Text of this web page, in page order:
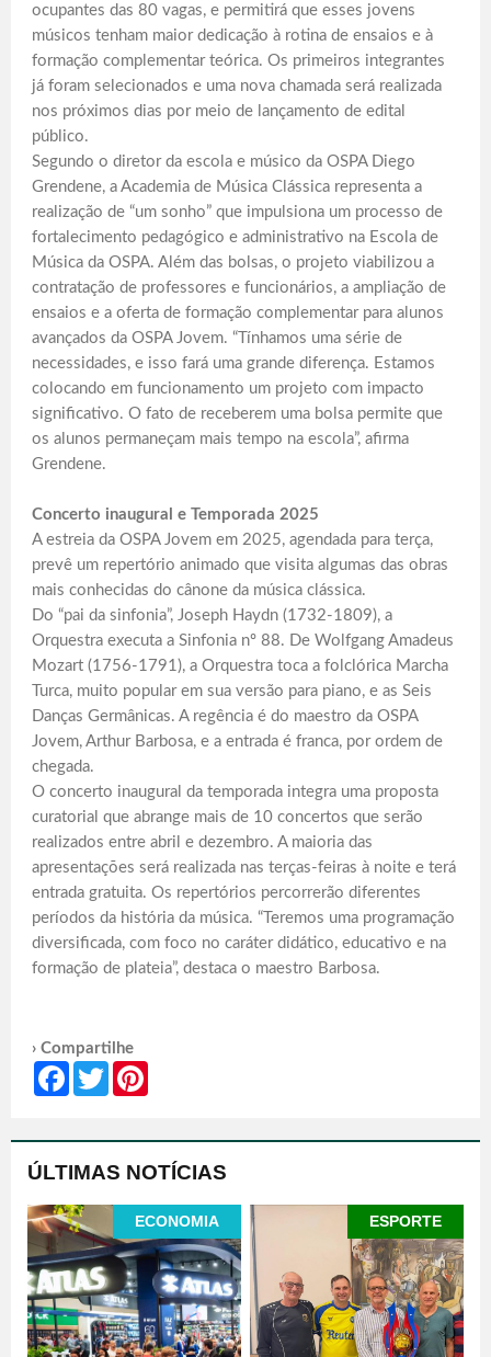
ocupantes das 80 vagas, e permitirá que esses jovens
músicos tenham maior dedicação à rotina de ensaios e à
formação complementar teórica. Os primeiros integrantes
já foram selecionados e uma nova chamada será realizada
nos próximos dias por meio de lançamento de edital
público.
Segundo o diretor da escola e músico da OSPA Diego
Grendene, a Academia de Música Clássica representa a
realização de “um sonho” que impulsiona um processo de
fortalecimento pedagógico e administrativo na Escola de
Música da OSPA. Além das bolsas, o projeto viabilizou a
contratação de professores e funcionários, a ampliação de
ensaios e a oferta de formação complementar para alunos
avançados da OSPA Jovem. “Tínhamos uma série de
necessidades, e isso fará uma grande diferença. Estamos
colocando em funcionamento um projeto com impacto
significativo. O fato de receberem uma bolsa permite que
os alunos permaneçam mais tempo na escola”, afirma
Grendene.
Concerto inaugural e Temporada 2025
A estreia da OSPA Jovem em 2025, agendada para terça,
prevê um repertório animado que visita algumas das obras
mais conhecidas do cânone da música clássica.
Do “pai da sinfonia”, Joseph Haydn (1732-1809), a
Orquestra executa a Sinfonia nº 88. De Wolfgang Amadeus
Mozart (1756-1791), a Orquestra toca a folclórica Marcha
Turca, muito popular em sua versão para piano, e as Seis
Danças Germânicas. A regência é do maestro da OSPA
Jovem, Arthur Barbosa, e a entrada é franca, por ordem de
chegada.
O concerto inaugural da temporada integra uma proposta
curatorial que abrange mais de 10 concertos que serão
realizados entre abril e dezembro. A maioria das
apresentações será realizada nas terças-feiras à noite e terá
entrada gratuita. Os repertórios percorrerão diferentes
períodos da história da música. “Teremos uma programação
diversificada, com foco no caráter didático, educativo e na
formação de plateia”, destaca o maestro Barbosa.
› Compartilhe
Facebook
Twitter
ÚLTIMAS NOTÍCIAS
ECONOMIA ESPORTE